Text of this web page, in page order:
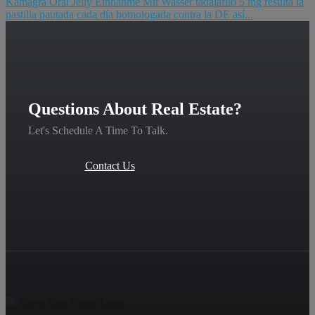
pastilla pautada cada día homologada contra la DE así...
Questions About Real Estate?
Let's Schedule A Time To Talk.
Contact Us